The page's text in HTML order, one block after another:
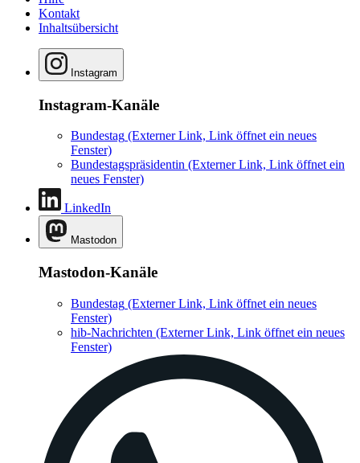
Kontakt
Inhaltsübersicht
Instagram
Instagram-Kanäle
Bundestag (Externer Link, Link öffnet ein neues
Fenster)
Bundestagspräsidentin (Externer Link, Link öffnet ein
neues Fenster)
LinkedIn
Mastodon
Mastodon-Kanäle
Bundestag (Externer Link, Link öffnet ein neues
Fenster)
hib-Nachrichten (Externer Link, Link öffnet ein neues
Fenster)